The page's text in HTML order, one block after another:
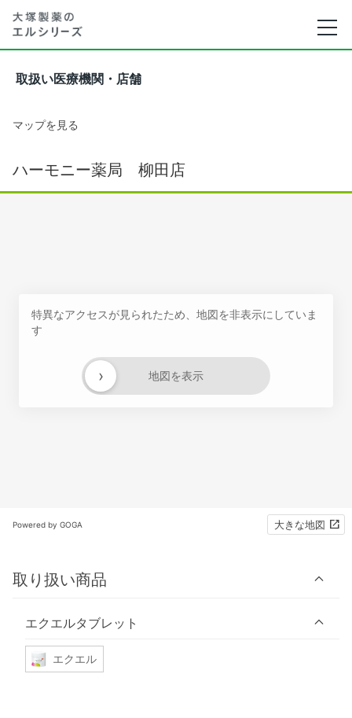
取扱い医療機関・店舗
マップを見る
ハーモニー薬局 柳田店
特異なアクセスが見られたため、地図を非表示にしていま
す
地図を表示
›
Powered by GOGA 大きな地図
取り扱い商品
エクエルタブレット
エクエル